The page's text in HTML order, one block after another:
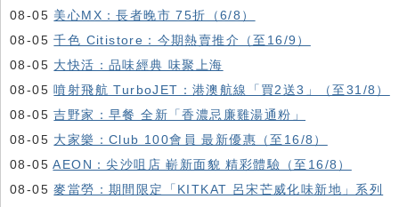
08-05 美心MX：長者晚市 75折（6/8）
08-05千色 Citistore：今期熱賣推介（至16/9）
08-05 大快活：品味經典 味聚上海
08-05噴射飛航 TurboJET：港澳航線「買2送3」（至31/8）
08-05吉野家：早餐 全新「香濃忌廉雞湯通粉」
08-05 大家樂：Club 100會員 最新優惠（至16/8）
08-05AEON：尖沙咀店 嶄新面貌 精彩體驗（至16/8）
08-05麥當勞：期間限定「KITKAT 呂宋芒威化味新地」系列